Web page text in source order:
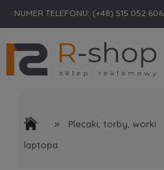
NUMER TELEFONU: (+48) 515 052 606
» Plecaki, torby, worki
laptopa